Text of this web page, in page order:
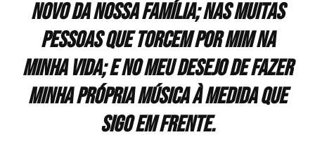
novo da nossa família; nas muitas
pessoas que torcem por mim na
minha vida; e no meu desejo de fazer
minha própria música à medida que
sigo em frente.